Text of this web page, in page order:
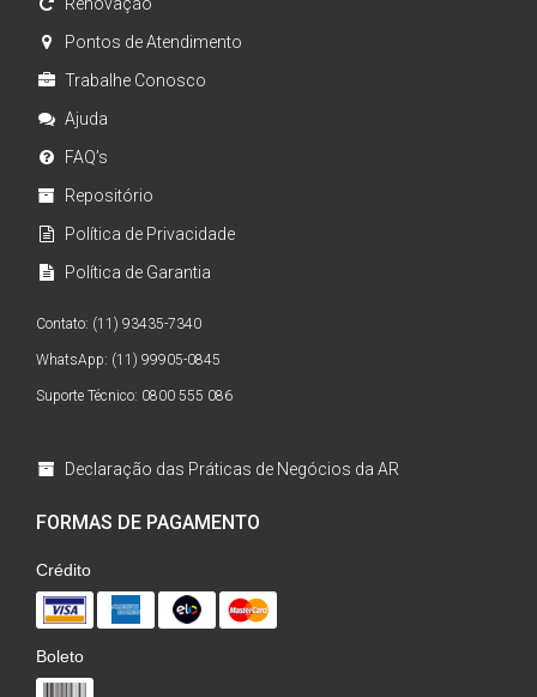
Pontos de Atendimento
Trabalhe Conosco
Ajuda
FAQ’s
Repositório
Política de Privacidade
Política de Garantia
Contato: (11) 93435-7340
WhatsApp: (11) 99905-0845
Suporte Técnico: 0800 555 086
Declaração das Práticas de Negócios da AR
FORMAS DE PAGAMENTO
Crédito
Boleto